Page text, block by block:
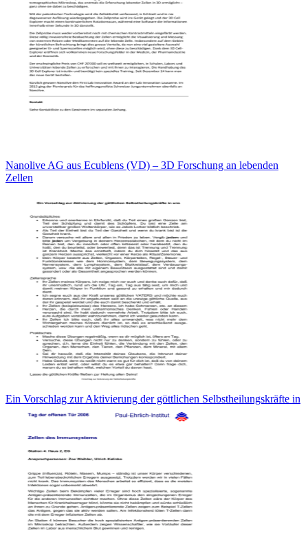
Nanolive AG aus Ecublens (VD) – 3D Forschung an lebenden
Zellen
Ein Vorschlag zur Aktivierung der göttlichen Selbstheilungskräfte in